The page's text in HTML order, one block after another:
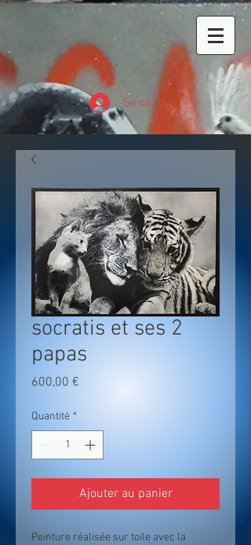
Se connecter
socratis et ses 2
papas
600,00 €
Quantité *
Ajouter au panier
Peinture réalisée sur toile avec la